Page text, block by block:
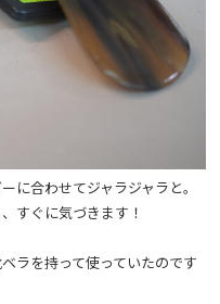
に合わせてジャラジャラと。
すぐに気づきます！
ラを持って使っていたのです